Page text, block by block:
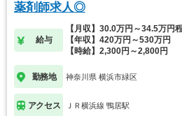
薬剤師求人◎
給与
【月収】30.0万円～34.5万
【年収】420万円～530万円
【時給】2,300円～2,800円
勤務地 神奈川県 横浜市緑区
アクセス ＪＲ横浜線 鴨居駅